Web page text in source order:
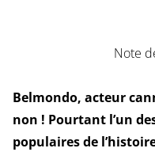
Note
Belmondo, acteur
non ! Pourtant l’un
populaires de